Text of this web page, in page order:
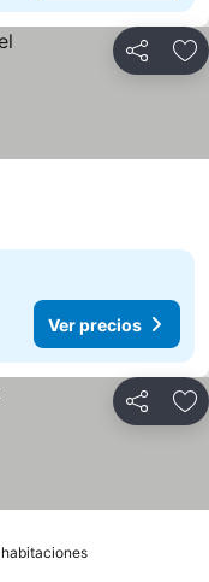
Compartir
Ver precios
Compartir